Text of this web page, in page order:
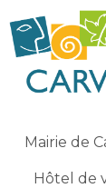
Mairie de
Hôtel de